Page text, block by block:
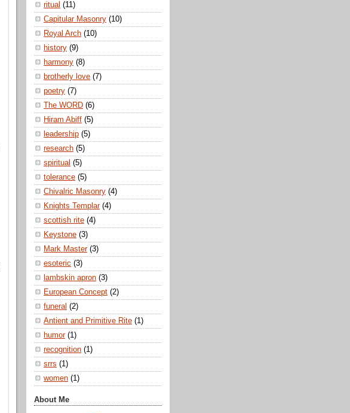
ritual (11)
Capitular Masonry (10)
Royal Arch (10)
history (9)
harmony (8)
brotherly love (7)
poetry (7)
The WORD (6)
Hiram Abiff (5)
leadership (5)
research (5)
spiritual (5)
tolerance (5)
Chivalric Masonry (4)
Knights Templar (4)
scottish rite (4)
Keystone (3)
Mark Master (3)
esoteric (3)
lambskin apron (3)
European Concept (2)
funeral (2)
Antient and Primitive Rite (1)
humor (1)
recognition (1)
srrs (1)
women (1)
About Me